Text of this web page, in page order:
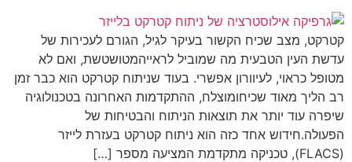
קטרקט, מצב שכיח הקשור בעיקר לגיל, הגורם לעכירות של
עדשת העין הטבעית מה שמוביל לראייהמטושטשת, ואם לא
מטופל כראוי, לעיוורון אפשרי. בעוד שניתוח קטרקט הוא כבר זמן
רב הליך מאוד שכיחומוצלח, ההתקדמות האחרונה בטכנולוגיה
שיפרה עוד יותר את תוצאות הניתוח והבטיחות של
הפעולה.חידוש אחד כזה הוא ניתוח קטרקט בעזרת לייזר
(FLACS), טכניקה מתקדמת המציעה מספר […]